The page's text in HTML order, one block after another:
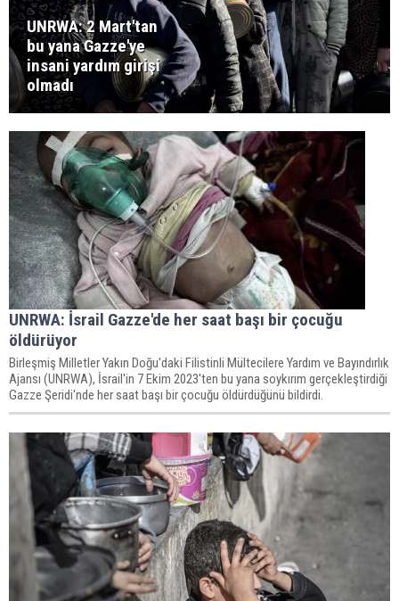
UNRWA: 2 Mart'tan
bu yana Gazze'ye
insani yardım girişi
olmadı
UNRWA: İsrail Gazze'de her saat başı bir çocuğu
öldürüyor
Birleşmiş Milletler Yakın Doğu'daki Filistinli Mültecilere Yardım ve Bayındırlık
Ajansı (UNRWA), İsrail'in 7 Ekim 2023'ten bu yana soykırım gerçekleştirdiği
Gazze Şeridi'nde her saat başı bir çocuğu öldürdüğünü bildirdi.